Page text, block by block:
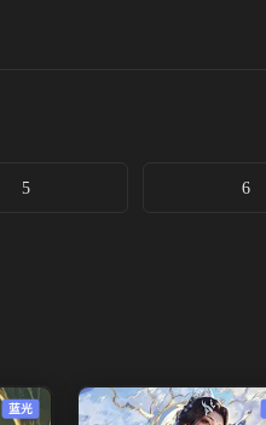
5 6
蓝光